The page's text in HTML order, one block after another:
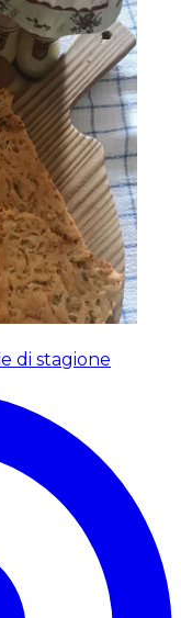
di stagione